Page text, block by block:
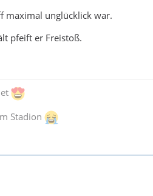
maximal unglücklick war.
pfeift er Freistoß.
Stadion